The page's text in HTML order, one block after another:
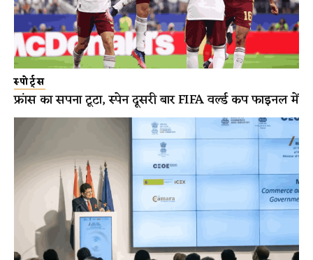
स्पोर्ट्स
फ्रांस का सपना टूटा, स्पेन दूसरी बार FIFA वर्ल्ड कप फाइनल में